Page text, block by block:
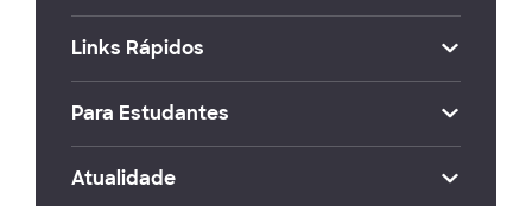
Links Rápidos
Para Estudantes
Atualidade